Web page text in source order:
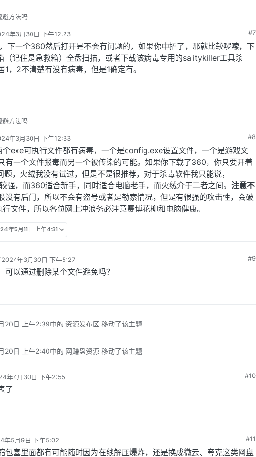
避方法吗
年3月30日 下午12:23
编辑
#7
下一个360然后打开是不会有问题的，如果你中招了，那就比较啰嗦，下
（记住是急救箱）全盘扫描，或者下载该病毒专用的salitykiller工具杀
，2不清楚有没有病毒，但是1确定有。
避方法吗
年3月30日 下午12:33
编辑
#8
个exe可执行文件都有病毒，一个是config.exe设置文件，一个是游戏文
有一个文件报毒而另一个被传染的可能。如果你下载了360，你只要开着
，火绒我没有试过，但是不是很推荐，对于杀毒软件我只能说，
强，而360适合新手，同时适合电脑老手，而火绒介于二者之间。 注意不
没有后门，所以不会有盗号或者是勒索情况，但是有很强的攻击性，会破
文件，所以各位网上冲浪务必注意赛博花柳和电脑健康。
年5月11日 上午4:31
2024年3月30日 下午5:27
编辑
#9
可以通过删除某个文件避免吗？
20日 上午2:39中的 资源发布区 移动了该主题
20日 上午2:40中的 网赚盘资源 移动了该主题
年4月30日 下午2:55
辑
#10
了
年5月9日 下午5:02
辑
#11
包塞里面都有可能随时因为在线解压爆炸，还是换成微云、夸克这类网盘